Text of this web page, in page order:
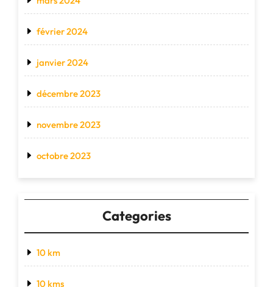
février 2024
janvier 2024
décembre 2023
novembre 2023
octobre 2023
Categories
10 km
10 kms